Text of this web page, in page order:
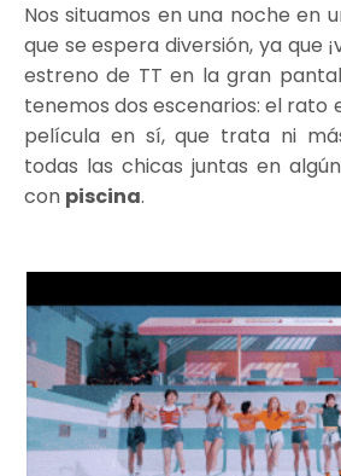
Nos situamos en una noche en
que se espera diversión, ya que
estreno de TT en la gran
tenemos dos escenarios: el rato
película en sí, que trata ni
todas las chicas juntas en
con piscina.